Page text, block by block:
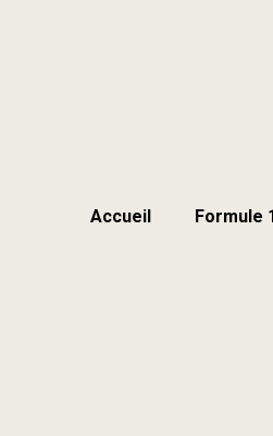
Accueil Formule 1